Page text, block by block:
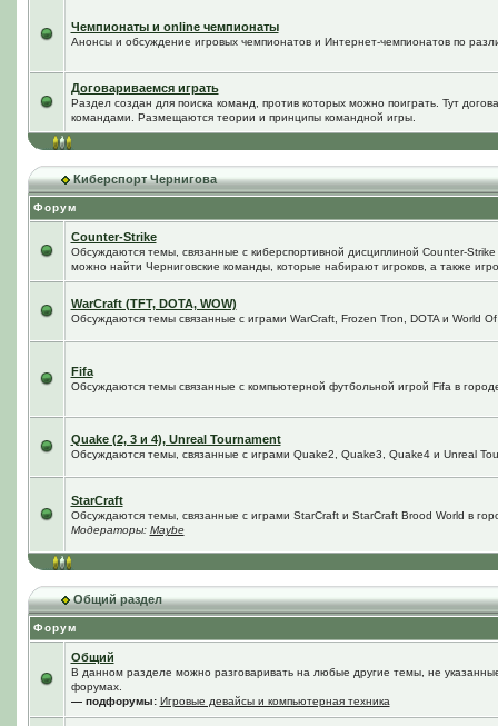
Чемпионаты и online чемпионаты
Анонсы и обсуждение игровых чемпионатов и Интернет-чемпионатов по
Договариваемся играть
Раздел создан для поиска команд, против которых можно поиграть. Тут
командами. Размещаются теории и принципы командной игры.
Киберспорт Чернигова
Форум
Counter-Strike
Обсуждаются темы, связанные с киберспортивной дисциплиной Counter-Strike
можно найти Черниговские команды, которые набирают игроков, а также
WarCraft (TFT, DOTA, WOW)
Обсуждаются темы связанные с играми WarCraft, Frozen Tron, DOTA и World
Fifa
Обсуждаются темы связанные с компьютерной футбольной игрой Fifa в
Quake (2, 3 и 4), Unreal Tournament
Обсуждаются темы, связанные с играми Quake2, Quake3, Quake4 и Unreal
StarCraft
Обсуждаются темы, связанные с играми StarCraft и StarCraft Brood World в
Модераторы: Maybe
Общий раздел
Форум
Общий
В данном разделе можно разговаривать на любые другие темы, не
форумах.
— подфорумы: Игровые девайсы и компьютерная техника